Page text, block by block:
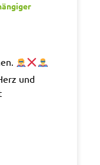
und